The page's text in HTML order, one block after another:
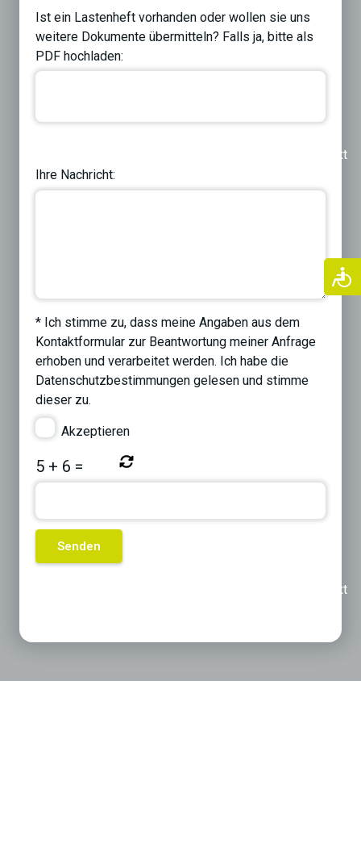
Ist ein Lastenheft vorhanden oder wollen sie uns
weitere Dokumente übermitteln? Falls ja, bitte als
PDF hochladen:
Next
Ihre Nachricht:
* Ich stimme zu, dass meine Angaben aus dem
Kontaktformular zur Beantwortung meiner Anfrage
erhoben und verarbeitet werden. Ich habe die
Datenschutzbestimmungen gelesen und stimme
dieser zu.
Akzeptieren
5 + 6 =
Next